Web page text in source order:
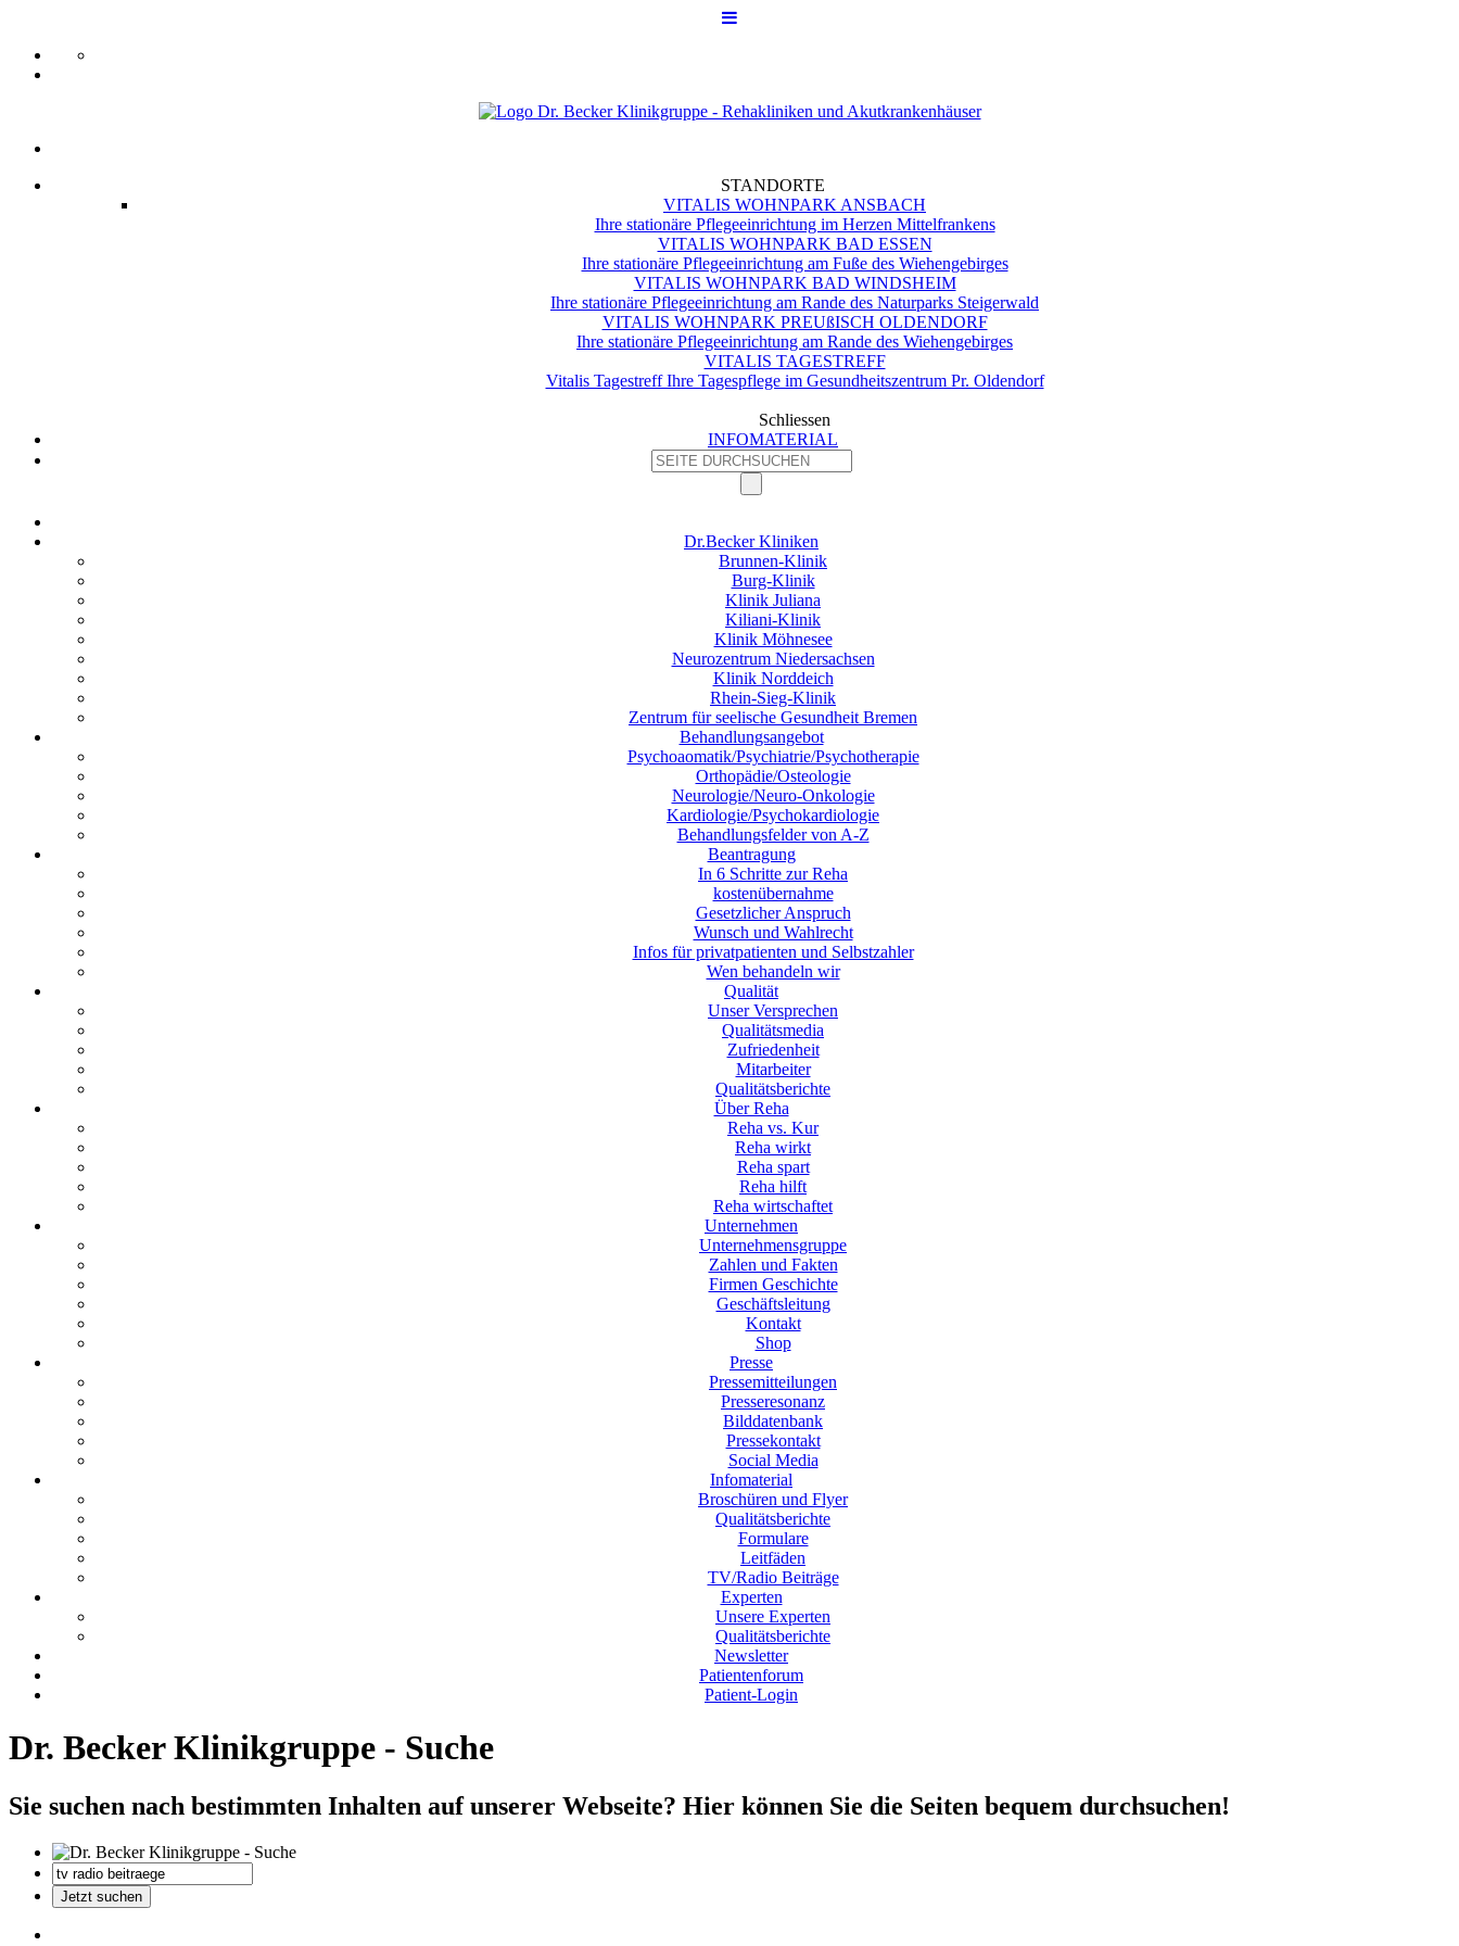
STANDORTE
VITALIS WOHNPARK ANSBACH
Ihre stationäre Pflegeeinrichtung im Herzen Mittelfrankens
VITALIS WOHNPARK BAD ESSEN
Ihre stationäre Pflegeeinrichtung am Fuße des Wiehengebirges
VITALIS WOHNPARK BAD WINDSHEIM
Ihre stationäre Pflegeeinrichtung am Rande des Naturparks Steigerwald
VITALIS WOHNPARK PREUßISCH OLDENDORF
Ihre stationäre Pflegeeinrichtung am Rande des Wiehengebirges
VITALIS TAGESTREFF
Vitalis Tagestreff Ihre Tagespflege im Gesundheitszentrum Pr. Oldendorf
Schliessen
INFOMATERIAL
Dr.Becker Kliniken
Brunnen-Klinik
Burg-Klinik
Klinik Juliana
Kiliani-Klinik
Klinik Möhnesee
Neurozentrum Niedersachsen
Klinik Norddeich
Rhein-Sieg-Klinik
Zentrum für seelische Gesundheit Bremen
Behandlungsangebot
Psychoaomatik/Psychiatrie/Psychotherapie
Orthopädie/Osteologie
Neurologie/Neuro-Onkologie
Kardiologie/Psychokardiologie
Behandlungsfelder von A-Z
Beantragung
In 6 Schritte zur Reha
kostenübernahme
Gesetzlicher Anspruch
Wunsch und Wahlrecht
Infos für privatpatienten und Selbstzahler
Wen behandeln wir
Qualität
Unser Versprechen
Qualitätsmedia
Zufriedenheit
Mitarbeiter
Qualitätsberichte
Über Reha
Reha vs. Kur
Reha wirkt
Reha spart
Reha hilft
Reha wirtschaftet
Unternehmen
Unternehmensgruppe
Zahlen und Fakten
Firmen Geschichte
Geschäftsleitung
Kontakt
Shop
Presse
Pressemitteilungen
Presseresonanz
Bilddatenbank
Pressekontakt
Social Media
Infomaterial
Broschüren und Flyer
Qualitätsberichte
Formulare
Leitfäden
TV/Radio Beiträge
Experten
Unsere Experten
Qualitätsberichte
Newsletter
Patientenforum
Patient-Login
Dr. Becker Klinikgruppe - Suche
Sie suchen nach bestimmten Inhalten auf unserer Webseite? Hier können Sie die Seiten bequem durchsuchen!